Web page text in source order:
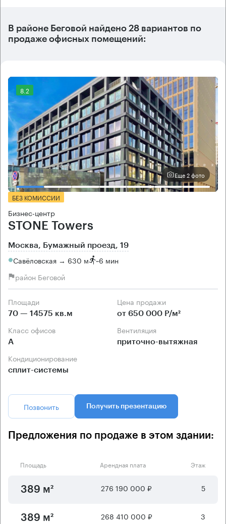
В районе Беговой найдено 28 вариантов по
продаже офисных помещений:
8.2
Еще 2 фото
БЕЗ КОМИССИИ
Бизнес-центр
STONE Towers
Москва, Бумажный проезд, 19
Савёловская → 630 м ~6 мин
район Беговой
Площади
70 — 14575 кв.м
Цена продажи
от 650 000 Р/м²
Класс офисов
А
Вентиляция
приточно-вытяжная
Кондиционирование
сплит-системы
Позвонить Получить презентацию
Предложения по продаже в этом здании:
Площадь Арендная плата Этаж
389 м² 276 190 000 ₽ 5
389 м² 268 410 000 ₽ 3